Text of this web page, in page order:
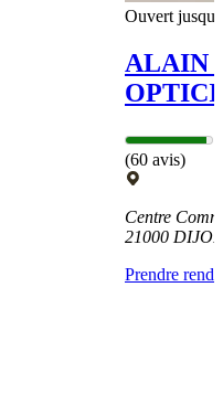
Ouvert
ALAIN
(60 avis)
Centre
21000
Prendre